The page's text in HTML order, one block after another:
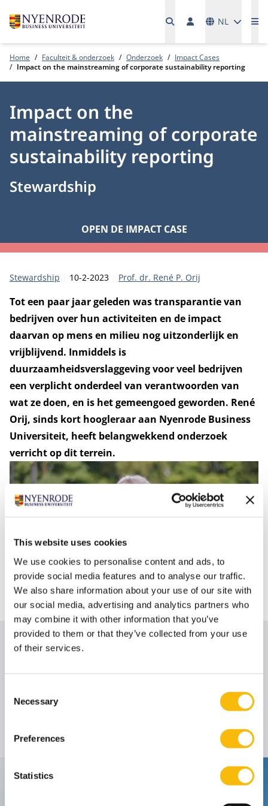
This website uses cookies
We use cookies to personalise content and ads, to
provide social media features and to analyse our traffic.
We also share information about your use of our site with
our social media, advertising and analytics partners who
may combine it with other information that you’ve
provided to them or that they’ve collected from your use
of their services.
Selection
Necessary
Preferences
Statistics
NL
Home Faculteit & onderzoek Onderzoek
Impact Cases
Impact on the mainstreaming of corporate sustainability reporting
Impact on the
mainstreaming of corporate
sustainability reporting
Stewardship
OPEN DE IMPACT CASE
Categorie:
Stewardship Publicatiedatum:
10-2-2023 Auteur
Prof. dr. René P. Orij
Tot een paar jaar geleden was transparantie van
bedrijven over hun activiteiten en de impact
daarvan op mens en milieu nog uitzonderlijk en
vrijblijvend. Inmiddels is
duurzaamheidsverslaggeving voor veel bedrijven
een verplicht onderdeel van verantwoorden van
wat ze doen, en is het gemeengoed geworden. René
Orij, sinds kort hoogleraar aan Nyenrode Business
Universiteit, heeft belangwekkend onderzoek
verricht op dit terrein.
Auteur